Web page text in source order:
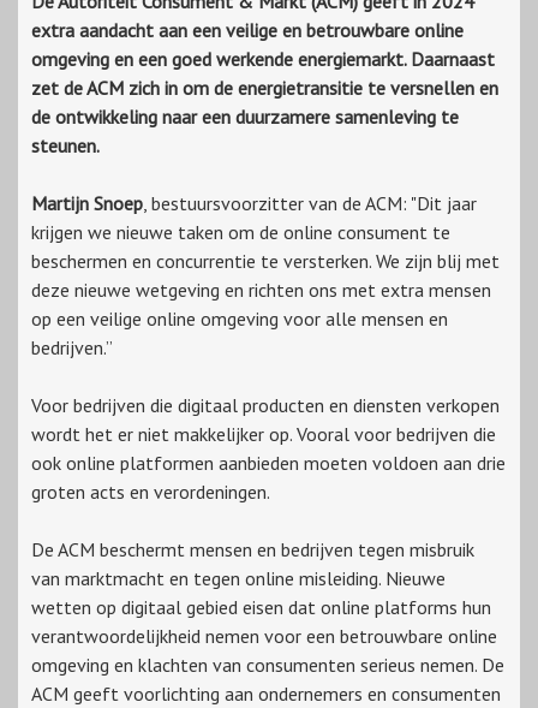
extra aandacht aan een veilige en betrouwbare online
omgeving en een goed werkende energiemarkt. Daarnaast
zet de ACM zich in om de energietransitie te versnellen en
de ontwikkeling naar een duurzamere samenleving te
steunen.
Martijn Snoep, bestuursvoorzitter van de ACM: "Dit jaar
krijgen we nieuwe taken om de online consument te
beschermen en concurrentie te versterken. We zijn blij met
deze nieuwe wetgeving en richten ons met extra mensen
op een veilige online omgeving voor alle mensen en
bedrijven.”
Voor bedrijven die digitaal producten en diensten verkopen
wordt het er niet makkelijker op. Vooral voor bedrijven die
ook online platformen aanbieden moeten voldoen aan drie
groten acts en verordeningen.
De ACM beschermt mensen en bedrijven tegen misbruik
van marktmacht en tegen online misleiding. Nieuwe
wetten op digitaal gebied eisen dat online platforms hun
verantwoordelijkheid nemen voor een betrouwbare online
omgeving en klachten van consumenten serieus nemen. De
ACM geeft voorlichting aan ondernemers en consumenten